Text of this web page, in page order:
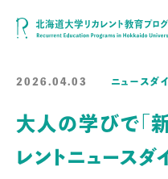
2026.04.03 ニュースダ
大人の学びで「
レントニュース